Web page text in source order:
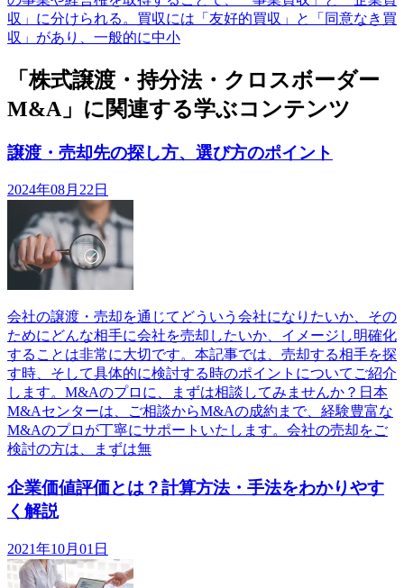
収」に分けられる。買収には「友好的買収」と「同意なき買
収」があり、一般的に中小
「株式譲渡・持分法・クロスボーダー
M&A」に関連する学ぶコンテンツ
譲渡・売却先の探し方、選び方のポイント
2024年08月22日
会社の譲渡・売却を通じてどういう会社になりたいか、その
ためにどんな相手に会社を売却したいか、イメージし明確化
することは非常に大切です。本記事では、売却する相手を探
す時、そして具体的に検討する時のポイントについてご紹介
します。M&Aのプロに、まずは相談してみませんか？日本
M&Aセンターは、ご相談からM&Aの成約まで、経験豊富な
M&Aのプロが丁寧にサポートいたします。会社の売却をご
検討の方は、まずは無
企業価値評価とは？計算方法・手法をわかりやす
く解説
2021年10月01日